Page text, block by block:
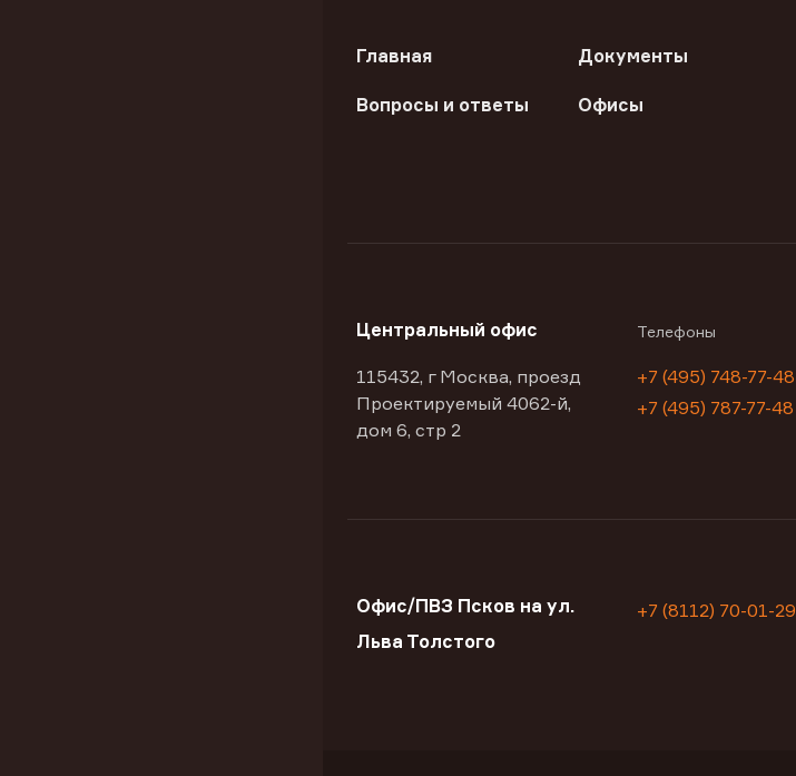
Главная Документы
Вопросы и ответы Офисы
Центральный офис
115432, г Москва, проезд
Проектируемый 4062-й,
дом 6, стр 2
Телефоны
+7 (495) 748-77-48
+7 (495) 787-77-48
Офис/ПВЗ Псков на ул.
Льва Толстого
+7 (8112) 70-01-29